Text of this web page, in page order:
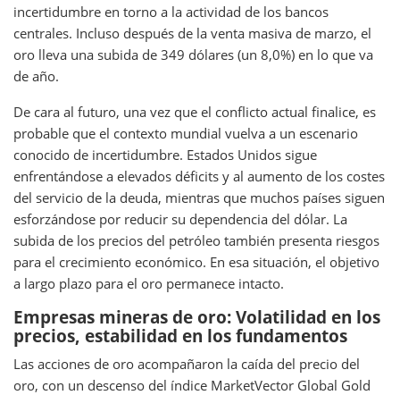
incertidumbre en torno a la actividad de los bancos
centrales. Incluso después de la venta masiva de marzo, el
oro lleva una subida de 349 dólares (un 8,0%) en lo que va
de año.
De cara al futuro, una vez que el conflicto actual finalice, es
probable que el contexto mundial vuelva a un escenario
conocido de incertidumbre. Estados Unidos sigue
enfrentándose a elevados déficits y al aumento de los costes
del servicio de la deuda, mientras que muchos países siguen
esforzándose por reducir su dependencia del dólar. La
subida de los precios del petróleo también presenta riesgos
para el crecimiento económico. En esa situación, el objetivo
a largo plazo para el oro permanece intacto.
Empresas mineras de oro: Volatilidad en los
precios, estabilidad en los fundamentos
Las acciones de oro acompañaron la caída del precio del
oro, con un descenso del índice MarketVector Global Gold